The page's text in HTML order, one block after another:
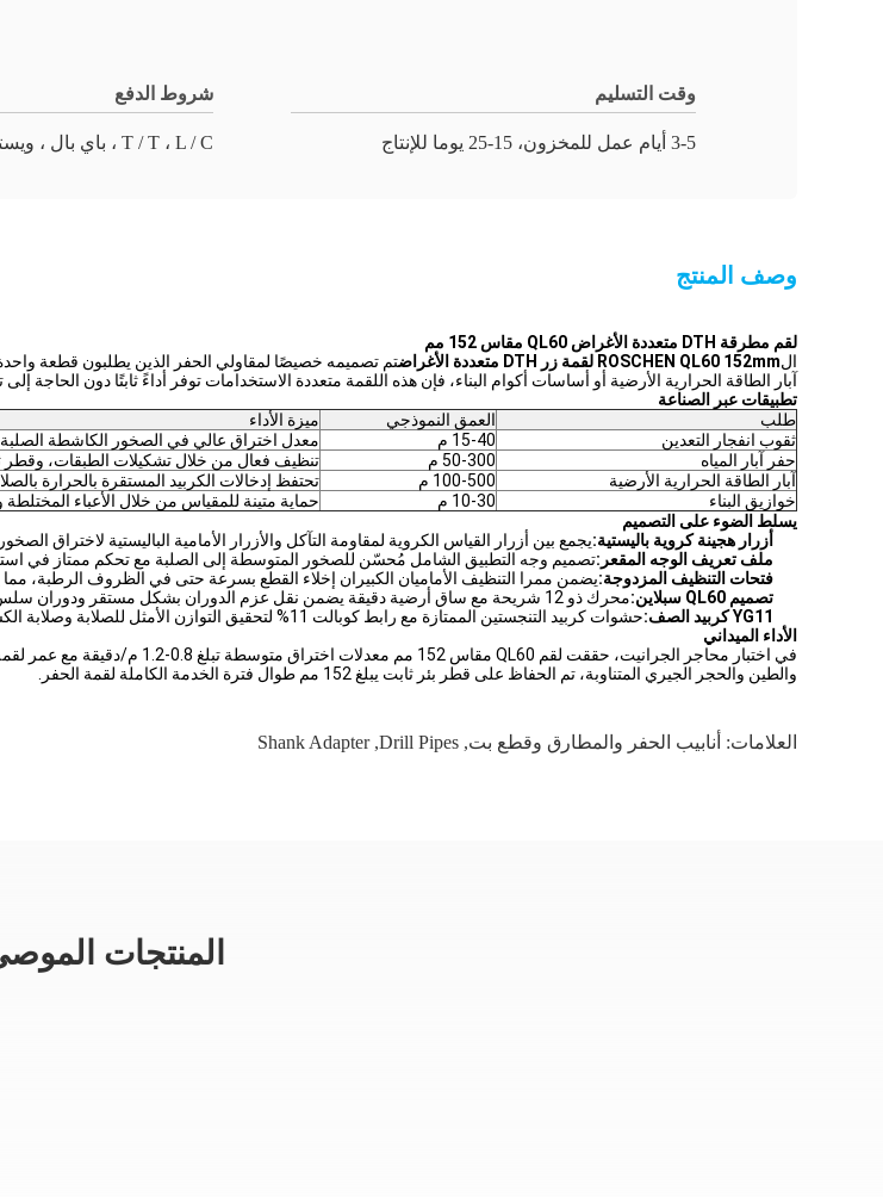
وقت التسليم
3-5 أيام عمل للمخزون، 15-25 يوما للإنتاج
شروط الدفع
T / T ، L / C ، باي بال ، ويسترن يونيون
وصف المنتج
لقم مطرقة DTH متعددة الأغراض QL60 مقاس 152 مم
الROSCHEN QL60 152mm لقمة زر DTH متعددة الأغراض
تم تصميمه خصيصًا لمقاولي الحفر الذين يطلبون قطعة
آبار الطاقة الحرارية الأرضية أو أساسات أكوام البناء، فإن هذه اللقمة متعددة الاستخدامات توفر أداءً ثابتًا دون الحاجة
تطبيقات عبر الصناعة
طلب
العمق النموذجي
ميزة الأداء
ثقوب انفجار التعدين
15-40 م
معدل اختراق عالي في الصخور الكاشطة
حفر آبار المياه
50-300 م
تنظيف فعال من خلال تشكيلات الطبقات، وقطر
آبار الطاقة الحرارية الأرضية
100-500 م
تحتفظ إدخالات الكربيد المستقرة بالحرارة
خوازيق البناء
10-30 م
حماية متينة للمقياس من خلال الأعباء
يسلط الضوء على التصميم
أزرار هجينة كروية باليستية:يجمع بين أزرار القياس الكروية لمقاومة التآكل والأزرار الأمامية الباليستية لاختراق
ملف تعريف الوجه المقعر:تصميم وجه التطبيق الشامل مُحسّن للصخور المتوسطة إلى الصلبة مع تحكم ممتاز في
فتحات التنظيف المزدوجة:يضمن ممرا التنظيف الأماميان الكبيران إخلاء القطع بسرعة حتى في الظروف الرطبة، مما
تصميم QL60 سبلاين:
محرك ذو 12 شريحة مع ساق أرضية دقيقة يضمن نقل عزم الدوران بشكل مستقر ودوران سلس للقم في ظل طاقة عالية التأثير
YG11 كربيد الصف:
حشوات كربيد التنجستين الممتازة مع رابط كوبالت 11% لتحقيق التوازن الأمثل للصلابة وصلابة الكسر في ظروف الصخور المتغيرة
الأداء الميداني
والطين والحجر الجيري المتناوبة، تم الحفاظ على قطر بئر ثابت يبلغ 152 مم طوال فترة الخدمة الكاملة لقمة الحفر.
العلامات: أنابيب الحفر والمطارق وقطع بت,
Drill Pipes
,
Shank Adapter
المنتجات